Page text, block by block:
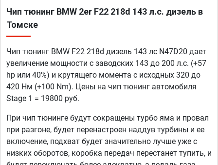
Чип тюнинг BMW 2er F22 218d 143 л.с. дизель в
Томске
Чип тюнинг BMW F22 218d дизель 143 лс N47D20 дает
увеличение мощности с заводских 143 до 200 л.с. (+57
hp или 40%) и крутящего момента с исходных 320 до
420 Нм (+100 Nm). Цены на чип тюнинг автомобиля
Stage 1 = 19800 руб.
При чип тюнинге будут сокращены турбо яма и провал
при разгоне, будет перенастроен наддув турбины и ее
включение, подхват будет значительно лучше уже с
низких оборотов, коробка передач перестанет тупить, и